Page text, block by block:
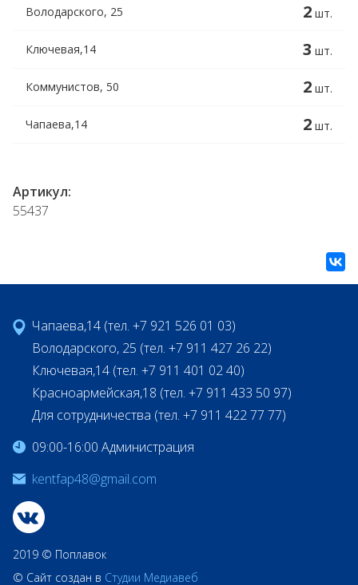
Володарского, 25 2 шт.
Ключевая,14 3 шт.
Коммунистов, 50 2 шт.
Чапаева,14 2 шт.
Артикул:
55437
Чапаева,14 (тел. +7 921 526 01 03)
Володарского, 25 (тел. +7 911 427 26 22)
Ключевая,14 (тел. +7 911 401 02 40)
Красноармейская,18 (тел. +7 911 433 50 97)
Для сотрудничества (тел. +7 911 422 77 77)
09:00-16:00 Администрация
kentfap48@gmail.com
2019 © Поплавок
© Сайт создан в Студии Медиавеб